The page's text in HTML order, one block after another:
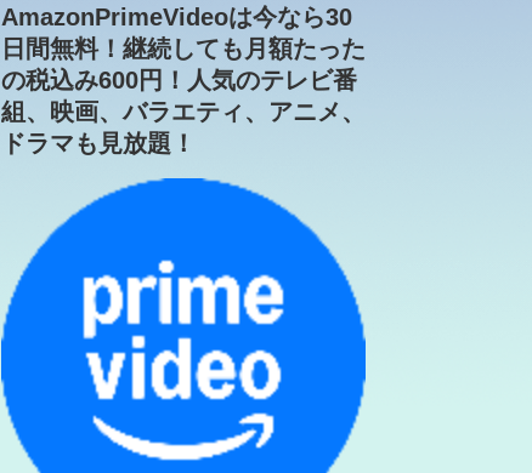
AmazonPrimeVideoは今なら30
日間無料！継続しても月額たった
の税込み600円！人気のテレビ番
組、映画、バラエティ、アニメ、
ドラマも見放題！